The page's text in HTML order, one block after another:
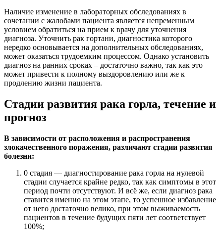
Наличие изменение в лабораторных обследованиях в
сочетании с жалобами пациента является непременным
условием обратиться на прием к врачу для уточнения
диагноза. Уточнить рак гортани, диагностика которого
нередко основывается на дополнительных обследованиях,
может оказаться трудоемким процессом. Однако установить
диагноз на ранних сроках – достаточно важно, так как это
может привести к полному выздоровлению или же к
продлению жизни пациента.
Стадии развития рака горла, течение и
прогноз
В зависимости от расположения и распространения
злокачественного поражения, различают стадии развития
болезни:
0 стадия — диагностирование рака горла на нулевой
стадии случается крайне редко, так как симптомы в этот
период почти отсутствуют. И всё же, если диагноз рака
ставится именно на этом этапе, то успешное избавление
от него достаточно велико, при этом выживаемость
пациентов в течение будущих пяти лет соответствует
100%;